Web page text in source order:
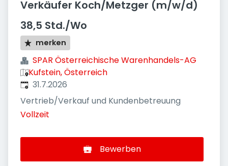
Verkäufer Koch/Metzger (m/w/d)
38,5 Std./Wo
merken
SPAR Österreichische Warenhandels-AG
Kufstein, Österreich
Veröffentlicht
31.7.2026
Vertrieb/Verkauf und Kundenbetreuung
Vollzeit
Bewerben